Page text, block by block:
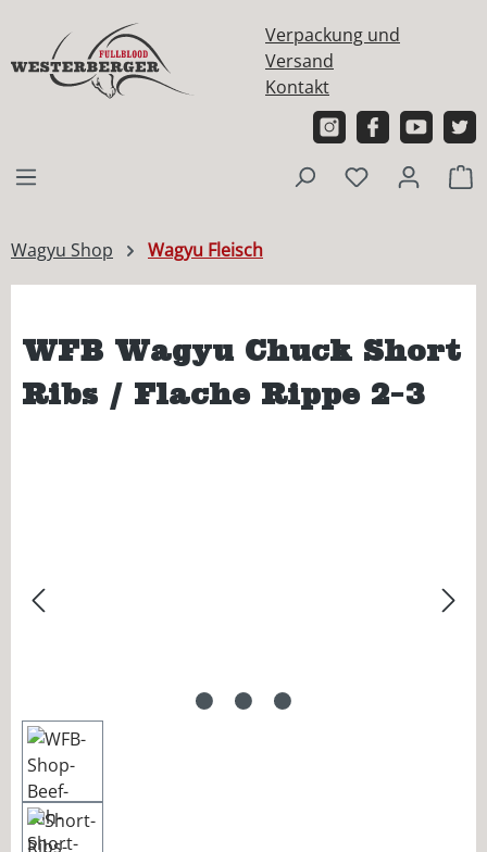
Verpackung und
Versand
Kontakt
Wagyu Shop Wagyu Fleisch
WFB Wagyu Chuck Short
Ribs / Flache Rippe 2-3